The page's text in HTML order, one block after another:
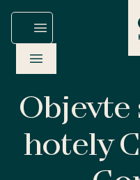
Objevte
hotely